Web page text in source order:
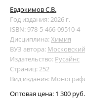
Евдокимов С.В.
Год издания: 2026 г.
ISBN: 978-5-466-09510-4
Дисциплина:Химия
ВУЗ автора:
Издательство: Русайнс
Страниц: 252
Вид издания:
Оптовая цена: 1 300 руб.